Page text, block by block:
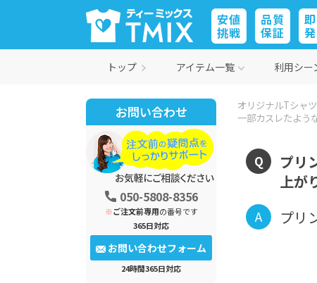
安値
挑戦
品質
保証
トップ アイテム一覧 利用シー
オリジナルTシャ
一部カスレたよう
Q
プリ
上が
A プリ
お問い合わせ
050-5808-8356
※ご注文前専用の番号です
365日対応
お問い合わせフォーム
24時間365日対応